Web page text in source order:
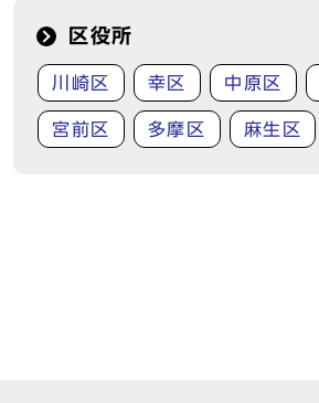
区役所
川崎区 幸区 中原区
宮前区 多摩区 麻生区